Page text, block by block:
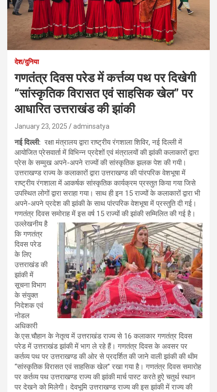
देश/दुनिया
गणतंत्र दिवस परेड में कर्त्तव्य पथ पर दिखेगी
“सांस्कृतिक विरासत एवं साहसिक खेल” पर
आधारित उत्तराखंड की झांकी
January 23, 2025 adminsatya
नई दिल्ली:रक्षा मंत्रालय द्वारा राष्ट्रीय रंगशाला शिविर, नई दिल्ली में
आयोजित प्रेसवार्ता में विभिन्न प्रदेशों एवं मंत्रालयों की झांकी कलाकारों द्वारा
प्रेस के सम्मुख अपने-अपने राज्यों की सांस्कृतिक झलक पेश की गयी।
उत्तराखण्ड राज्य के कलाकारों द्वारा उत्तराखण्ड की पांरपरिक वेशभूषा में
राष्ट्रीय रंगशाला में आकर्षक सांस्कृतिक कार्यक्रम प्रस्तुत किया गया जिसे
उपस्थित लोगों द्वारा सराहा गया। साथ ही इन 15 राज्यों के कलाकारों द्वारा भी
अपने-अपने प्रदेश की झांकी के साथ पांरपरिक वेशभूषा में प्रस्तुति दी गई।
गणतंत्र दिवस समोराह में इस वर्ष 15 राज्यों की झांकी सम्मिलित की गई है।
उल्लेखनीय है
कि गणतंत्र
दिवस परेड
के लिए
उत्तराखंड की
झांकी में
सूचना विभाग
के संयुक्त
निदेशक एवं
नोडल
अधिकारी
के.एस.चौहान के नेतृत्व में उत्तराखंड राज्य से 16 कलाकार गणतंत्र दिवस
परेड में उत्तराखंड झांकी में भाग ले रहे हैं। गणतंत्र दिवस के अवसर पर
कर्तव्य पथ पर उत्तराखण्ड की ओर से प्रदर्शित की जाने वाली झांकी की थीम
“सांस्कृतिक विरासत एवं साहसिक खेल” रखा गया है। गणतंत्र दिवस समारोह
पर कर्तव्य पथ उत्तराखण्ड राज्य की झांकी मार्च पास्ट करते हुऐ चतुर्थ स्थान
पर देखने को मिलेगी। देवभूमि उत्तराखण्ड राज्य की इस झांकी में राज्य की